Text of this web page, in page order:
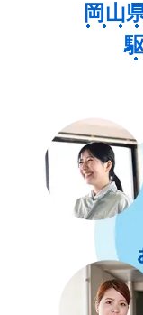
岡山